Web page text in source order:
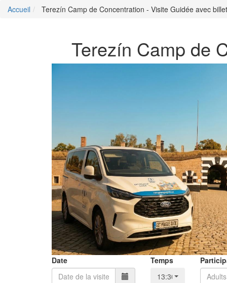
Accueil Terezín Camp de Concentration - Visite Guidée avec
Terezín Camp de
Date
Temps
13:30